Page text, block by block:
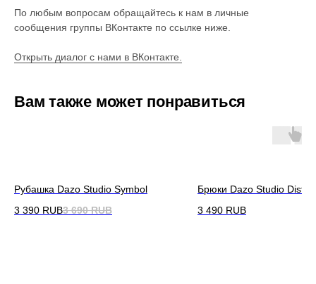
По любым вопросам обращайтесь к нам в личные
сообщения группы ВКонтакте по ссылке ниже.
Открыть диалог с нами в ВКонтакте.
Вам также может понравиться
Рубашка Dazo Studio Symbol
3 390 RUB3 690 RUB
Брюки Dazo Studio
3 490 RUB